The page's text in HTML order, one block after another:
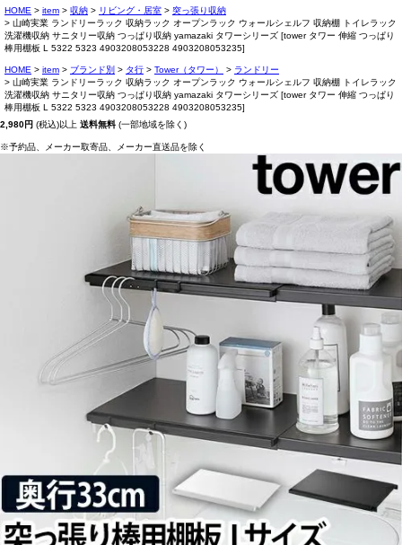
HOME item 収納 リビング・居室
突っ張り収納
山崎実業 ランドリーラック 収納ラック オープンラック ウォールシェルフ 収納棚 トイレラック
洗濯機収納 サニタリー収納 つっぱり収納 yamazaki タワーシリーズ [tower タワー 伸縮 つっぱり
棒用棚板 L 5322 5323 4903208053228 4903208053235]
HOME item ブランド別 タ行 Tower（タワー）
ランドリー
山崎実業 ランドリーラック 収納ラック オープンラック ウォールシェルフ 収納棚 トイレラック
洗濯機収納 サニタリー収納 つっぱり収納 yamazaki タワーシリーズ [tower タワー 伸縮 つっぱり
棒用棚板 L 5322 5323 4903208053228 4903208053235]
2,980円 (税込)以上 送料無料 (一部地域を除く)
※予約品、メーカー取寄品、メーカー直送品を除く